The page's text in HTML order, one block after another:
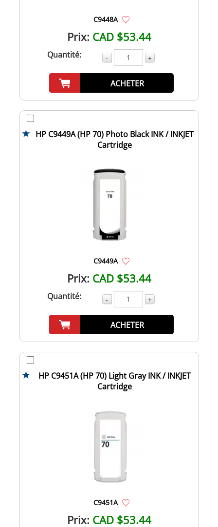
C9448A
Prix: CAD $53.44
Quantité: - +
ACHETER
HP C9449A (HP 70) Photo Black INK / INKJET
Cartridge
C9449A
Prix: CAD $53.44
Quantité: - +
ACHETER
HP C9451A (HP 70) Light Gray INK / INKJET
Cartridge
C9451A
Prix: CAD $53.44